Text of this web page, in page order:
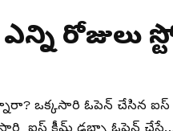
రోజులు
ఒక్కసారి ఓపెన్ చేసిన ఐస్
ఐస్ క్రీమ్ డబ్బా ఓపెన్